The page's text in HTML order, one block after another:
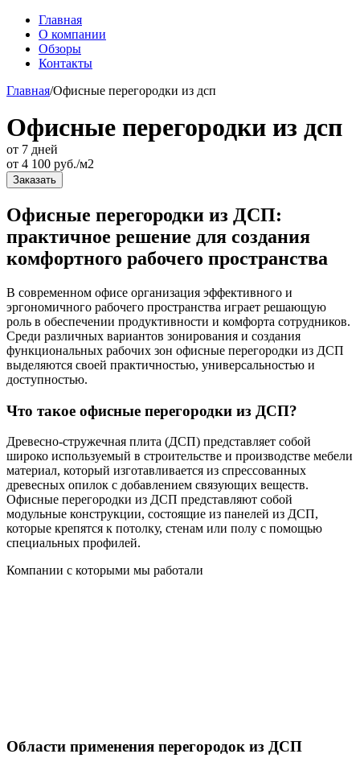
Главная
О компании
Обзоры
Контакты
Главная/Офисные перегородки из дсп
Офисные перегородки из дсп
от 7 дней
от 4 100 руб./м2
Заказать
Офисные перегородки из ДСП:
практичное решение для создания
комфортного рабочего пространства
В современном офисе организация эффективного и
эргономичного рабочего пространства играет решающую
роль в обеспечении продуктивности и комфорта сотрудников.
Среди различных вариантов зонирования и создания
функциональных рабочих зон офисные перегородки из ДСП
выделяются своей практичностью, универсальностью и
доступностью.
Что такое офисные перегородки из ДСП?
Древесно-стружечная плита (ДСП) представляет собой
широко используемый в строительстве и производстве мебели
материал, который изготавливается из спрессованных
древесных опилок с добавлением связующих веществ.
Офисные перегородки из ДСП представляют собой
модульные конструкции, состоящие из панелей из ДСП,
которые крепятся к потолку, стенам или полу с помощью
специальных профилей.
Компании с которыми мы работали
Области применения перегородок из ДСП